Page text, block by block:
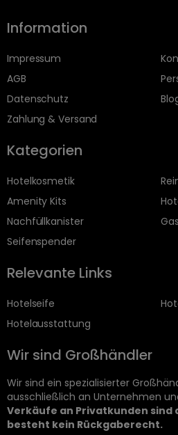
Information
Impressum
AGB
Datenschutz
Zahlung & Versand
Kategorien
Hotelkosmetik
Amenity Kits
Nachfüllkanister
Seifenspender
Relevante Links
Hotelseife
Hotelausstattung
Wir sind Großhändler
Wir sind ein spezialisierter
ausschließlich an Unternehmen
Verkäufe an Privatkunden sind
besteht kein Rückgaberecht.